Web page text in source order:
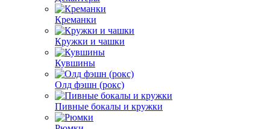
Креманки
Кружки и чашки
Кувшины
Олд фэшн (рокс)
Пивные бокалы и кружки